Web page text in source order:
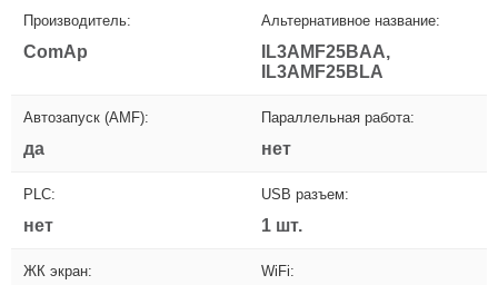
Производитель:
ComAp
Альтернативное название:
IL3AMF25BAA,
IL3AMF25BLA
Автозапуск (AMF):
да
Параллельная работа:
нет
PLC:
нет
USB разъем:
1 шт.
ЖК экран: WiFi: